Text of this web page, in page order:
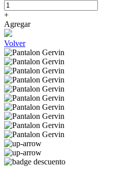
+
Agregar
Volver